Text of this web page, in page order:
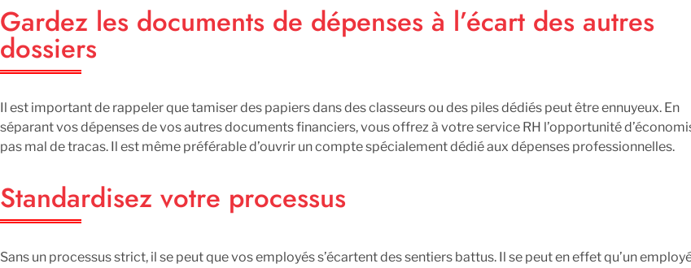
Gardez les documents de dépenses à l’écart des autres
dossiers
Il est important de rappeler que tamiser des papiers dans des classeurs ou des piles dédiés peut être ennuyeux. En
séparant vos dépenses de vos autres documents financiers, vous offrez à votre service RH l’opportunité
pas mal de tracas. Il est même préférable d’ouvrir un compte spécialement dédié aux dépenses professionnelles.
Standardisez votre processus
Sans un processus strict, il se peut que vos employés s’écartent des sentiers battus. Il se peut en effet qu’un